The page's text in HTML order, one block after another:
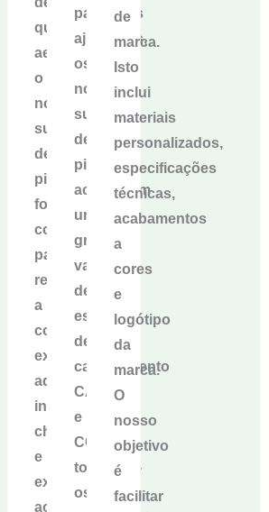
qualidade
aeroespacial,
o
nosso
suporte
de
pilar
foi
concebido
para
resistir
a
condições
exteriores
adversas,
incluindo
chuva/neve
e
exposição
aos
parafusos
ajustáveis,
os
nossos
suportes
de
pilar
acomodam
uma
grande
variedade
de
estações
de
carregamento
CA
e
CC,
tornando-
os
de
marca.
Isto
inclui
materiais
personalizados,
especificações
técnicas,
acabamentos
a
cores
e
logótipo
da
marca.
O
nosso
objetivo
é
facilitar